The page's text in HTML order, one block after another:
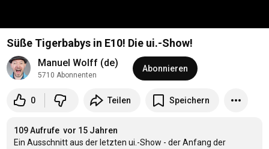
Süße Tigerbabys in E10! Die ui.-Show!
Manuel Wolff (de)
5710 Abonnenten
Abonnieren
0 Teilen Speichern
109 Aufrufe vor 15 Jahren
Ein Ausschnitt aus der letzten ui.-Show - der Anfang der